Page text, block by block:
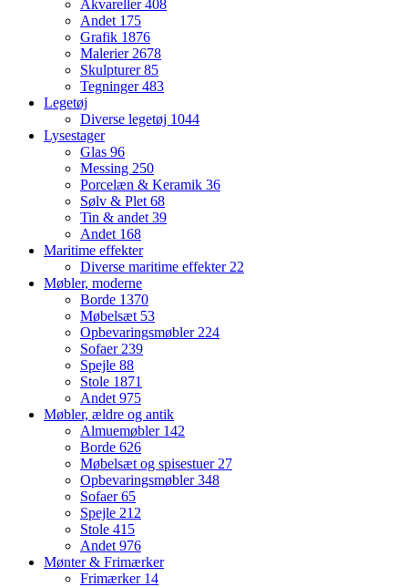
Akvareller408
Andet 175
Grafik 1876
Malerier2678
Skulpturer85
Tegninger483
Legetøj
Diverse legetøj 1044
Lysestager
Glas 96
Messing 250
Porcelæn & Keramik 36
Sølv & Plet68
Tin & andet39
Andet 168
Maritime effekter
Diverse maritime effekter22
Møbler, moderne
Borde 1370
Møbelsæt 53
Opbevaringsmøbler224
Sofaer239
Spejle 88
Stole 1871
Andet975
Møbler, ældre og antik
Almuemøbler 142
Borde 626
Møbelsæt og spisestuer27
Opbevaringsmøbler348
Sofaer65
Spejle 212
Stole 415
Andet976
Mønter & Frimærker
Frimærker 14